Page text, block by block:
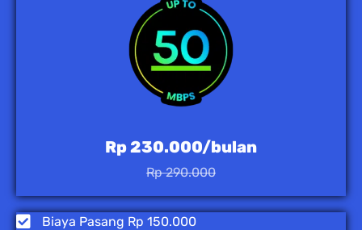
Rp 230.000/bulan
Rp 290.000
Biaya Pasang Rp 150.000